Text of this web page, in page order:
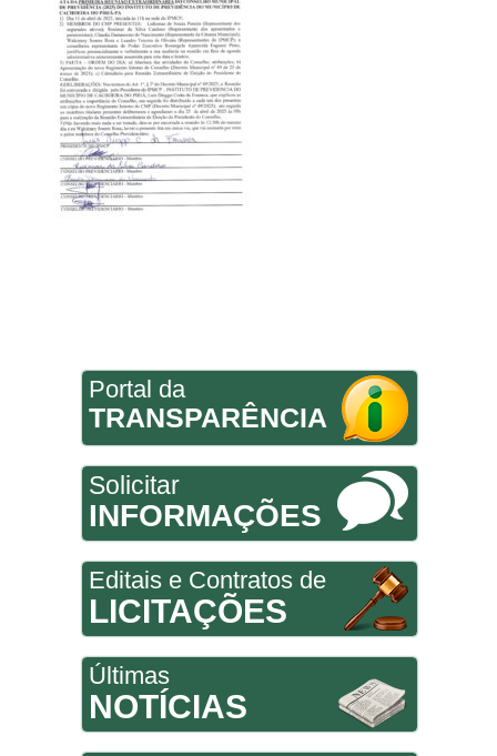
Portal da
TRANSPARÊNCIA
Solicitar
INFORMAÇÕES
Editais e Contratos de
LICITAÇÕES
Últimas
NOTÍCIAS